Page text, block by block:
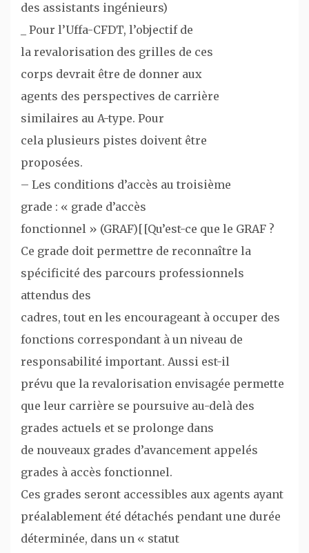
des assistants ingénieurs)
_ Pour l’Uffa-CFDT, l’objectif de
la revalorisation des grilles de ces
corps devrait être de donner aux
agents des perspectives de carrière
similaires au A-type. Pour
cela plusieurs pistes doivent être
proposées.
– Les conditions d’accès au troisième
grade : « grade d’accès
fonctionnel » (GRAF)[[Qu’est-ce que le GRAF ?
Ce grade doit permettre de reconnaître la
spécificité des parcours professionnels
attendus des
cadres, tout en les encourageant à occuper des
fonctions correspondant à un niveau de
responsabilité important. Aussi est-il
prévu que la revalorisation envisagée permette
que leur carrière se poursuive au-delà des
grades actuels et se prolonge dans
de nouveaux grades d’avancement appelés
grades à accès fonctionnel.
Ces grades seront accessibles aux agents ayant
préalablement été détachés pendant une durée
déterminée, dans un « statut